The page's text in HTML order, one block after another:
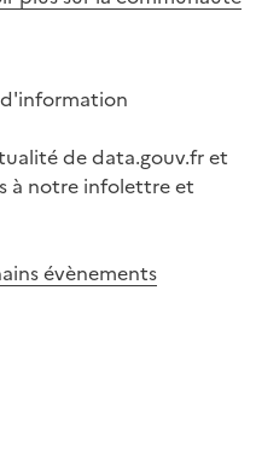
de data.gouv.fr et
à notre infolettre et
évènements